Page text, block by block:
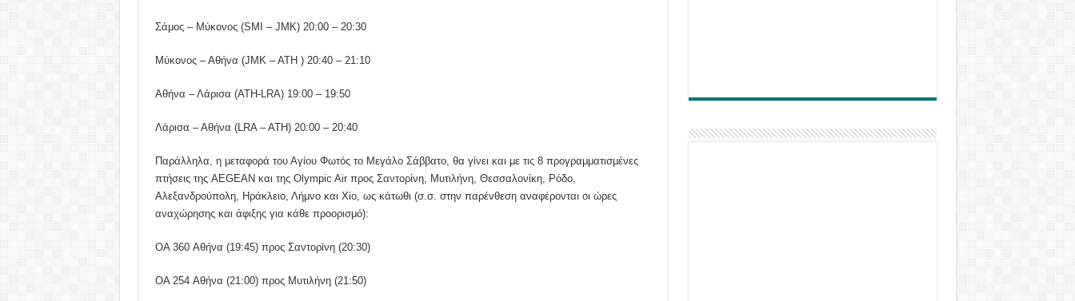
Σάμος – Μύκονος (SMI – JMK) 20:00 – 20:30
Μύκονος – Αθήνα (JMK – ATH ) 20:40 – 21:10
Αθήνα – Λάρισα (ATH-LRA) 19:00 – 19:50
Λάρισα – Αθήνα (LRA – ATH) 20:00 – 20:40
Παράλληλα, η μεταφορά του Αγίου Φωτός το Μεγάλο Σάββατο, θα γίνει και με τις 8 προγραμματισμένες
πτήσεις της AEGEAN και της Olympic Air προς Σαντορίνη, Μυτιλήνη, Θεσσαλονίκη, Ρόδο,
Αλεξανδρούπολη, Ηράκλειο, Λήμνο και Χίο, ως κάτωθι (σ.σ. στην παρένθεση αναφέρονται οι ώρες
αναχώρησης και άφιξης για κάθε προορισμό):
OA 360 Αθήνα (19:45) προς Σαντορίνη (20:30)
OA 254 Αθήνα (21:00) προς Μυτιλήνη (21:50)